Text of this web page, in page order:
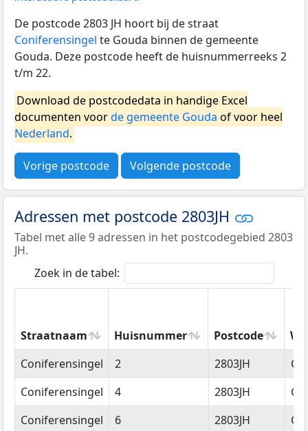
De postcode 2803 JH hoort bij de straat
Coniferensingel te Gouda binnen de gemeente
Gouda. Deze postcode heeft de huisnummerreeks 2
t/m 22.
Download de postcodedata in handige Excel
documenten voorde gemeente Gouda of voor heel
Nederland.
Vorige postcode Volgende postcode
Adressen met postcode 2803JH
Tabel met alle 9 adressen in het postcodegebied 2803
JH.
Zoek in de tabel:
Straatnaam Huisnummer Postcode
Straatnaam
Huisnummer Postcode
Coniferensingel 2 2803JH
Coniferensingel
4 2803JH
Coniferensingel
6 2803JH